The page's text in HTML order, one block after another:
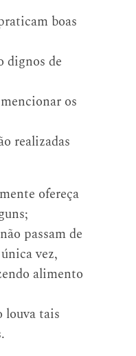
boas
dignos de
os
realizadas
ofereça
passam de
vez,
alimento
louva tais